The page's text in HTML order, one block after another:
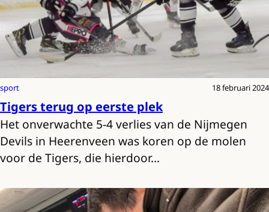
sport 18 februari 2024
Tigers terug op eerste plek
Het onverwachte 5-4 verlies van de Nijmegen
Devils in Heerenveen was koren op de molen
voor de Tigers, die hierdoor…